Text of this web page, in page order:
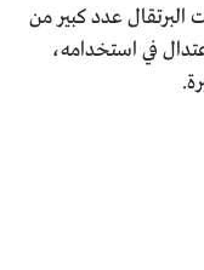
البرتقال عدد كبير من
في استخدامه،